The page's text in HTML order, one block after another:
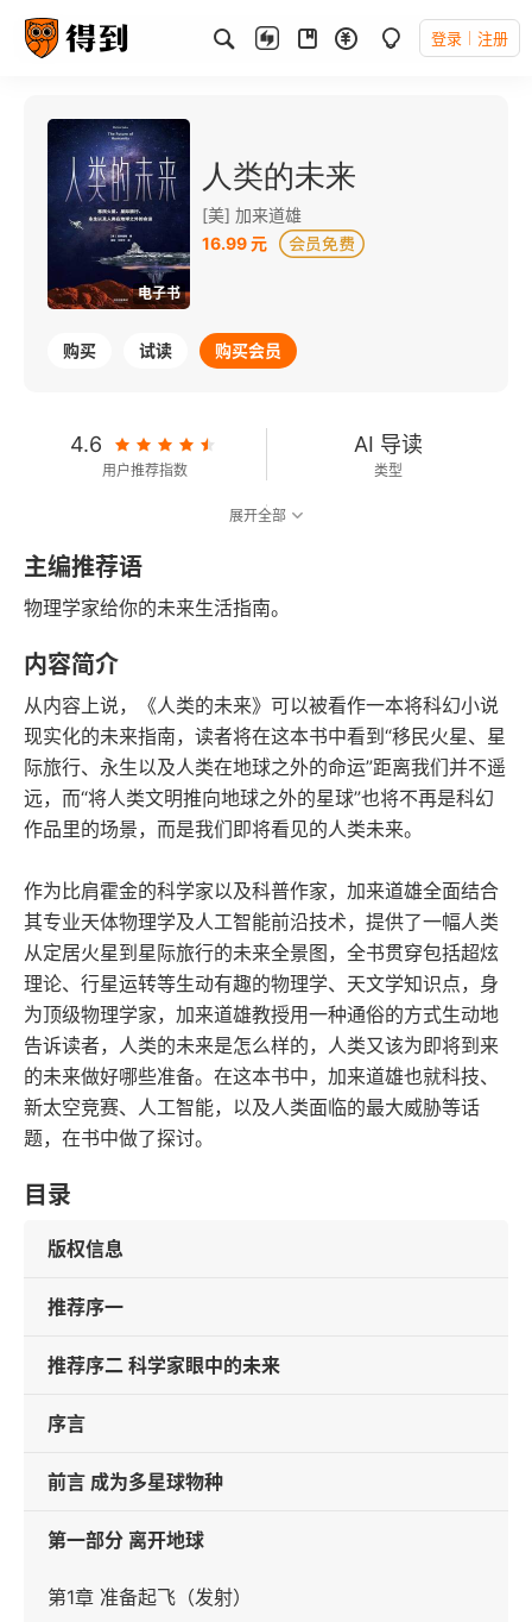
登录 注册
电子书
人类的未来
[美] 加来道雄
16.99 元
购买 试读 购买会员
4.6
用户推荐指数
AI 导读
类型
193千字
字数
2019-07-01
发行日期
展开全部
主编推荐语
物理学家给你的未来生活指南。
内容简介
从内容上说，《人类的未来》可以被看作一本将科幻小说
现实化的未来指南，读者将在这本书中看到“移民火星、星
际旅行、永生以及人类在地球之外的命运”距离我们并不遥
远，而“将人类文明推向地球之外的星球”也将不再是科幻
作品里的场景，而是我们即将看见的人类未来。
作为比肩霍金的科学家以及科普作家，加来道雄全面结合
其专业天体物理学及人工智能前沿技术，提供了一幅人类
从定居火星到星际旅行的未来全景图，全书贯穿包括超炫
理论、行星运转等生动有趣的物理学、天文学知识点，身
为顶级物理学家，加来道雄教授用一种通俗的方式生动地
告诉读者，人类的未来是怎么样的，人类又该为即将到来
的未来做好哪些准备。在这本书中，加来道雄也就科技、
新太空竞赛、人工智能，以及人类面临的最大威胁等话
题，在书中做了探讨。
目录
版权信息
推荐序一
推荐序二 科学家眼中的未来
序言
前言 成为多星球物种
第一部分 离开地球
第1章 准备起飞（发射）